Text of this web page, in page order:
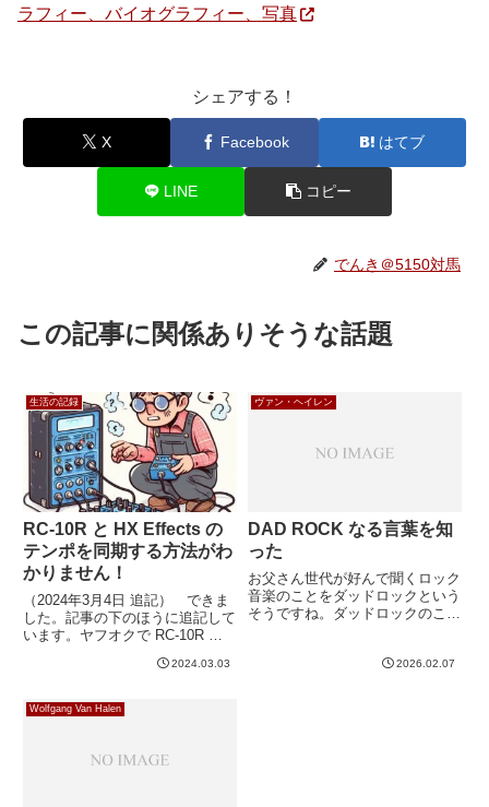
ラフィー、バイオグラフィー、写真
シェアする！
X Facebook はてブ
LINE コピー
でんき＠5150対馬
この記事に関係ありそうな話題
生活の記録
RC-10R と HX Effects の
テンポを同期する方法がわ
かりません！
（2024年3月4日 追記） できま
した。記事の下のほうに追記して
います。ヤフオクで RC-10R と
きたので、さっそくエフェクター
EFFECTS 内蔵のルーパーはイマ
イチ...
2024.03.03
ヴァン・ヘイレン
DAD ROCK なる言葉を知
った
お父さん世代が好んで聞くロック
音楽のことをダッドロックという
そうですね。ダッドロックのこと
Dad Rock Bands by Stateアメリ
2026.02.07
Wolfgang Van Halen